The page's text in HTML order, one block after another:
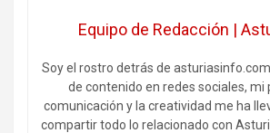
Equipo de Redacción |
Soy el rostro detrás de
de contenido en redes sociales, mi
comunicación y la creatividad me ha
compartir todo lo relacionado con